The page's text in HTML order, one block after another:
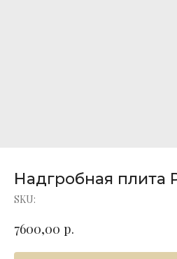
Надгробная плита
SKU:
7600,00 р.